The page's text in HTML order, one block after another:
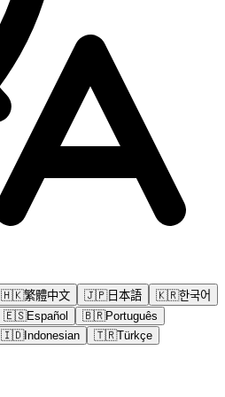
🇭🇰繁體中文 🇯🇵日本語 🇰🇷한국어
🇪🇸Español 🇧🇷Português
🇮🇩Indonesian 🇹🇷Türkçe